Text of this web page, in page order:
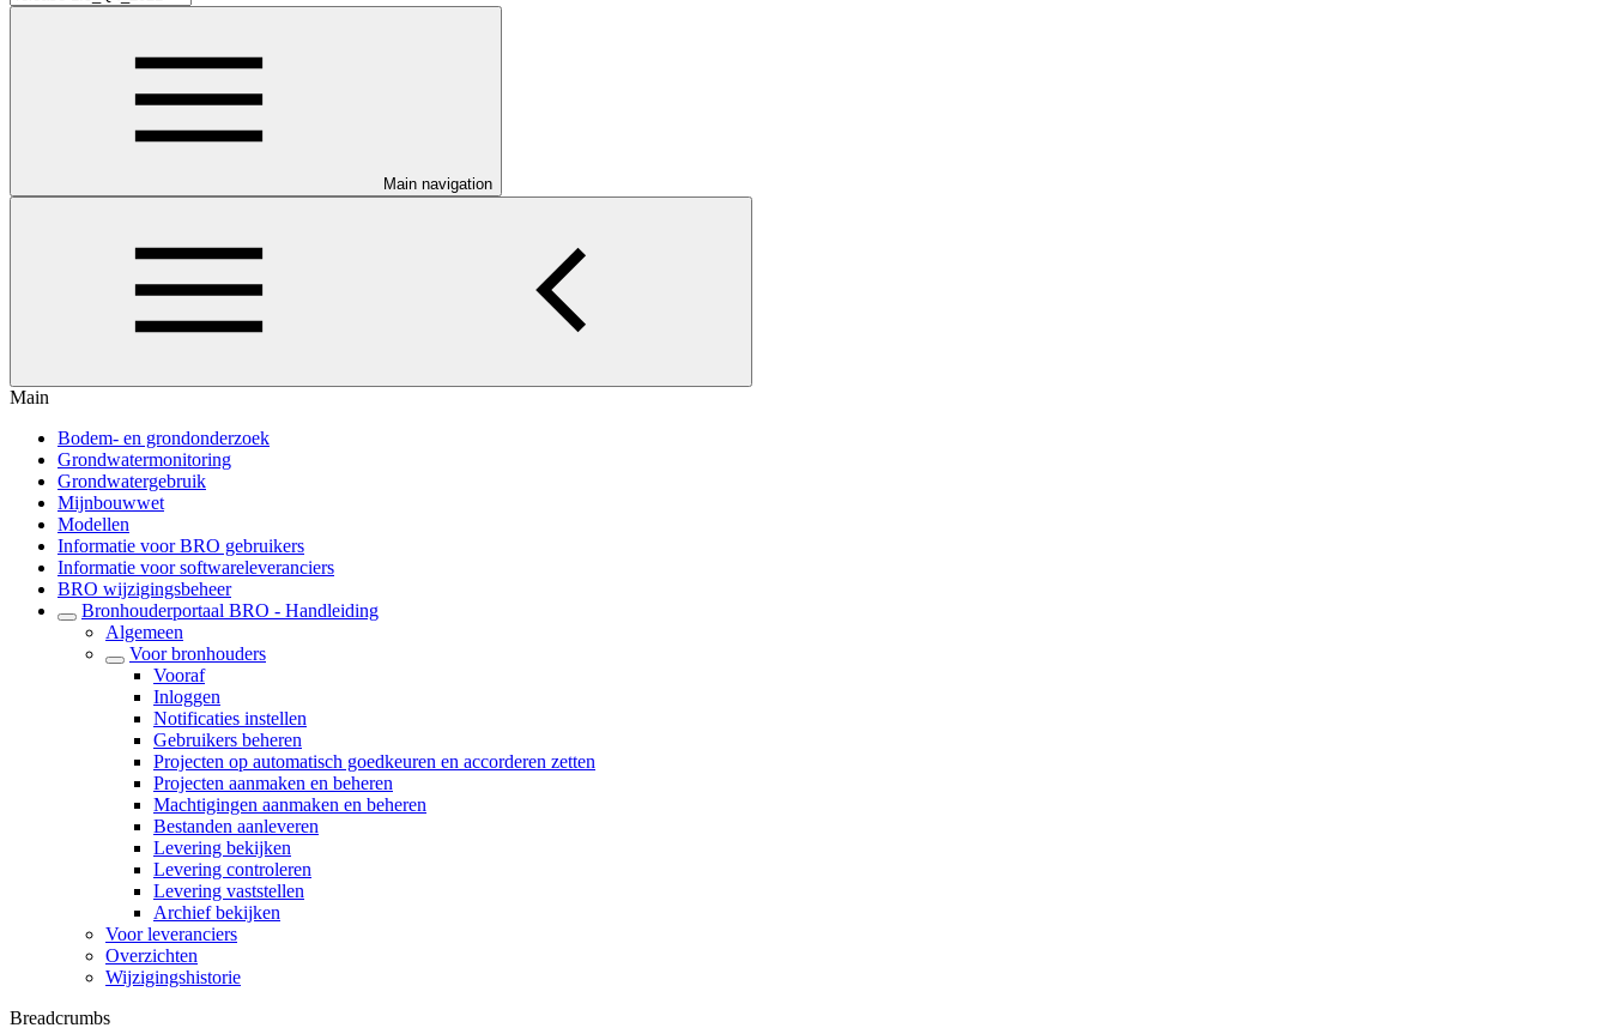
Main navigation
Main
Bodem- en grondonderzoek
Grondwatermonitoring
Grondwatergebruik
Mijnbouwwet
Modellen
Informatie voor BRO gebruikers
Informatie voor softwareleveranciers
BRO wijzigingsbeheer
Bronhouderportaal BRO - Handleiding
Algemeen
Voor bronhouders
Vooraf
Inloggen
Notificaties instellen
Gebruikers beheren
Projecten op automatisch goedkeuren en accorderen zetten
Projecten aanmaken en beheren
Machtigingen aanmaken en beheren
Bestanden aanleveren
Levering bekijken
Levering controleren
Levering vaststellen
Archief bekijken
Voor leveranciers
Overzichten
Wijzigingshistorie
Breadcrumbs